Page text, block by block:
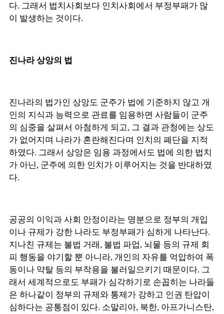
다. 그래서 법치사회보다 인치사회에서 부정부패가 많
이 발생하는 것이다.
진나라 상앙의 법
진나라의 법가인 상앙도 군주가 법에 기준하지 않고 개
인의 지식과 능력으로 관료를 임용하면 사람들이 군주
의 심중을 살펴서 아첨하게 되고, 그 결과 관청에는 상도
가 없어지며 나라가 혼란해진다며 인치의 폐단을 지적
하였다. 그래서 상앙은 임용 과정에서도 법에 의한 법치
가 아닌, 군주에 의한 인치가 이루어지는 것을 반대하였
다.
공공의 이익과 사회 안정이라는 명분으로 정부의 개입
이나 규제가 강한 나라도 부정부패가 심하게 나타난다.
지나친 규제는 불법 거래, 불법 파업, 뇌물 등의 규제 회
피 행동을 야기할 뿐 아니라, 개인의 자유를 억압하여 폭
동이나 약탈 등의 부작용을 불러일으키기 때문이다. 그
래서 세계적으로도 부패가 심각하기로 손꼽히는 나라들
은 하나같이 정부의 규제와 통제가 강하고 인권 탄압이
심하다는 공통점이 있다. 소말리아, 북한, 아프가니스탄,